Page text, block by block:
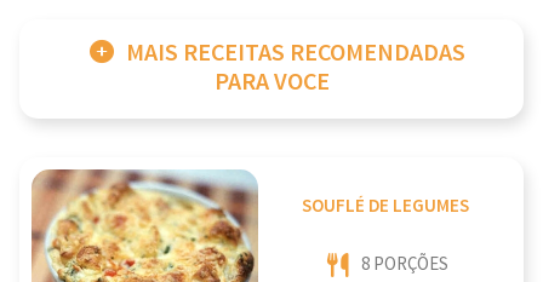
MAIS RECEITAS RECOMENDADAS
PARA VOCE
SOUFLÉ DE LEGUMES
8 PORÇÕES